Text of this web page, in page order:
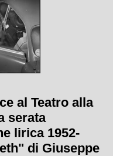
al Teatro alla
serata
lirica 1952-
di Giuseppe